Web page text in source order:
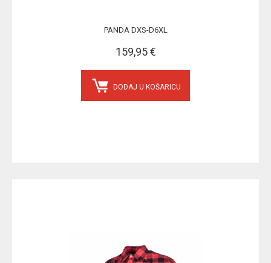
PANDA DXS-D6XL
159,95 €
DODAJ U KOŠARICU